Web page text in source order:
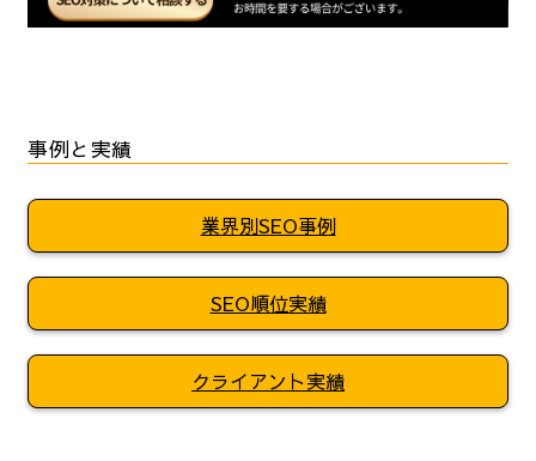
事例と実績
業界別SEO事例
SEO順位実績
クライアント実績